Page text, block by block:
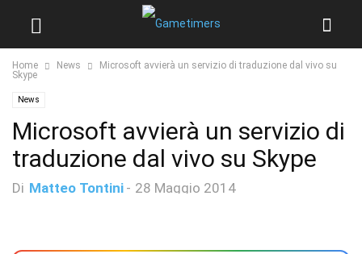
Home News
Microsoft avvierà un servizio di traduzione dal vivo su
Skype
News
Microsoft avvierà un servizio di
traduzione dal vivo su Skype
Di Matteo Tontini - 28 Maggio 2014